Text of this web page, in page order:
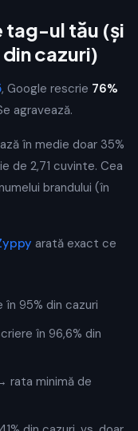
tag-ul tău (și
din cazuri)
, Google rescrie 76%
agravează.
în medie doar 35%
de 2,71 cuvinte. Cea
brandului (în
arată exact ce
95% din cazuri
în 96,6% din
rata minimă de